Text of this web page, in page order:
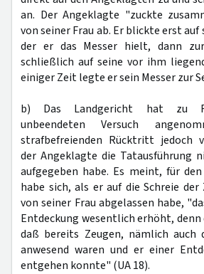
an. Der Angeklagte "zuckte
von seiner Frau ab. Er blickte erst auf
der er das Messer hielt, dann
schließlich auf seine vor ihm
einiger Zeit legte er sein Messer zur
b) Das Landgericht hat zu
unbeendeten Versuch
strafbefreienden Rücktritt jedoch
der Angeklagte die Tatausführung
aufgegeben habe. Es meint, für
habe sich, als er auf die Schreie der
von seiner Frau abgelassen habe,
Entdeckung wesentlich erhöht,
daß bereits Zeugen, nämlich auch
anwesend waren und er einer
entgehen konnte" (UA 18).